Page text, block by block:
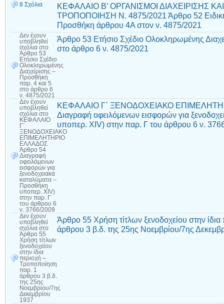
8 Σχόλια
ΚΕΦΑΛΑΙΟ Β’ ΟΡΓΑΝΙΣΜΟΙ ΔΙΑΧΕΙΡΙΣΗΣ
ΤΡΟΠΟΠΟΙΗΣΗ Ν. 4875/2021 Άρθρο 52
Προσθήκη άρθρου 4Α στον ν. 4875/2021
Δεν έχουν
υποβληθεί
σχόλια στο
Άρθρο 53
Ετήσιο Σχέδιο
Ολοκληρωμένης
Διαχείρισης –
Προσθήκη
παρ. 4 και 5
στο άρθρο 6
ν. 4875/2021
Άρθρο 53 Ετήσιο Σχέδιο Ολοκληρωμένης
στο άρθρο 6 ν. 4875/2021
Δεν έχουν
υποβληθεί
σχόλια στο
ΚΕΦΑΛΑΙΟ
Γ΄
ΞΕΝΟΔΟΧΕΙΑΚΟ
ΕΠΙΜΕΛΗΤΗΡΙΟ
ΕΛΛΑΔΟΣ
Άρθρο 54
Διαγραφή
οφειλόμενων
εισφορών για
ξενοδοχειακά
καταλύματα –
Προσθήκη
υποπερ. XIV)
στην παρ. Γ
του άρθρου 6
ν. 3766/2009
ΚΕΦΑΛΑΙΟ Γ΄ ΞΕΝΟΔΟΧΕΙΑΚΟ
Διαγραφή οφειλόμενων εισφορών για
υποπερ. XIV) στην παρ. Γ του άρθρου 6 ν.
Δεν έχουν
υποβληθεί
σχόλια στο
Άρθρο 55
Χρήση τίτλων
ξενοδοχείου
στην ίδια
περιοχή –
Τροποποίηση
παρ. 1
άρθρου 3 β.δ.
της 25ης
Νοεμβρίου/7ης
Δεκεμβρίου
1937
Άρθρο 55 Χρήση τίτλων ξενοδοχείου στην
άρθρου 3 β.δ. της 25ης Νοεμβρίου/7ης